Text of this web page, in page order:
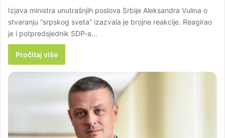
Izjava ministra unutrašnjih poslova Srbije Aleksandra Vulina o
stvaranju “srpskog sveta” izazvala je brojne reakcije. Reagirao
je i potpredsjednik SDP-a…
Pročitaj više